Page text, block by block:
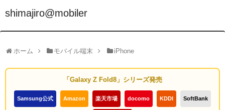
shimajiro@mobiler
ホーム モバイル端末 iPhone
「Galaxy Z Fold8」シリーズ発売
Samsung公式 Amazon 楽天市場 docomo KDDI SoftBank